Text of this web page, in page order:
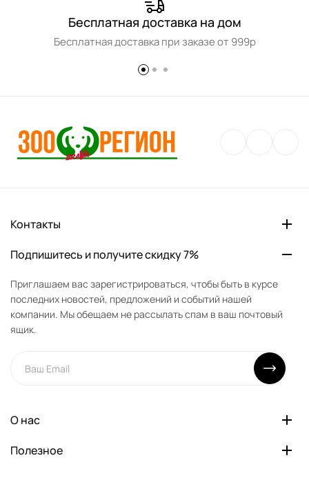
Бесплатная доставка на дом
Бесплатная доставка при заказе от 999р
Контакты
Подпишитесь и получите скидку 7%
Приглашаем вас зарегистрироваться, чтобы быть в курсе
последних новостей, предложений и событий нашей
компании. Мы обещаем не рассылать спам в ваш почтовый
ящик.
О нас
Полезное